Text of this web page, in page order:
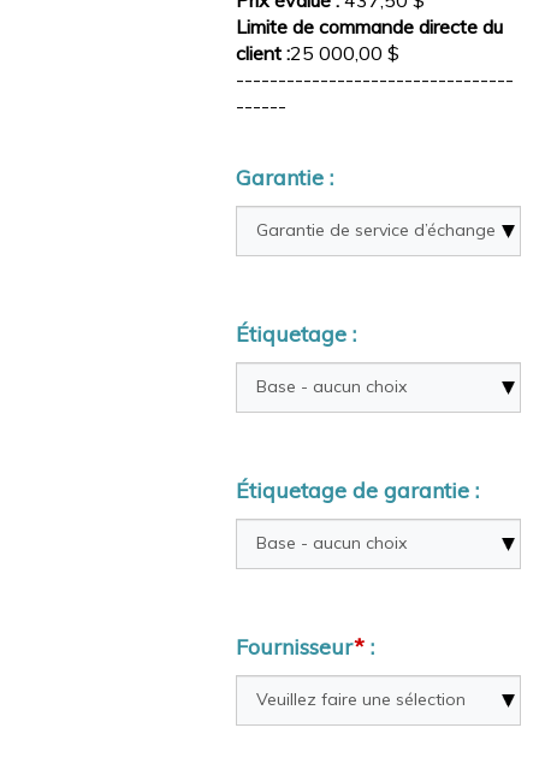
Limite de commande directe du
client :25 000,00 $
---------------------------------
------
Garantie :
Étiquetage :
Étiquetage de garantie :
Fournisseur* :